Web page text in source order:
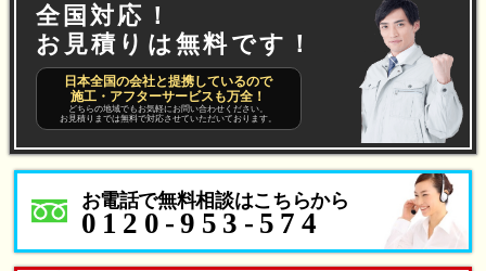
全国対応！
お見積りは無料です！
日本全国の会社と提携しているので
施工・アフターサービスも万全！
どちらの地域でもお気軽にお問い合わせください。
お見積りまでは無料で対応させていただいております。
お電話で無料相談はこちらから
0120-953-574